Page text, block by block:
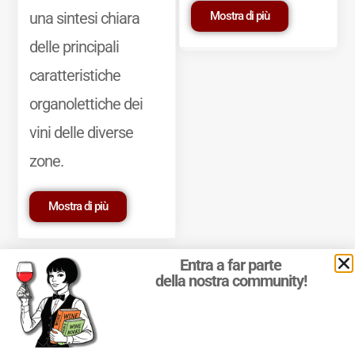
una sintesi chiara
delle principali
caratteristiche
organolettiche dei
vini delle diverse
zone.
Mostra di più
Mostra di più
Entra a far parte
della nostra community!